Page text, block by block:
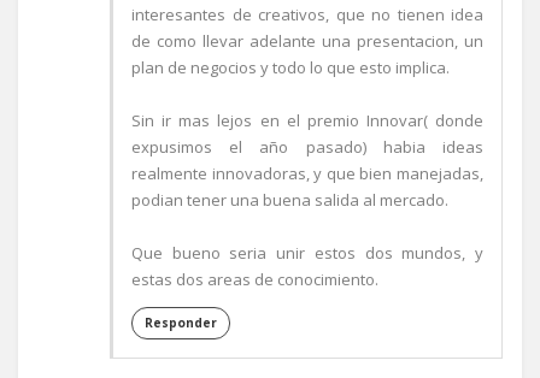
interesantes de creativos, que no tienen idea
de como llevar adelante una presentacion, un
plan de negocios y todo lo que esto implica.
Sin ir mas lejos en el premio Innovar( donde
expusimos el año pasado) habia ideas
realmente innovadoras, y que bien manejadas,
podian tener una buena salida al mercado.
Que bueno seria unir estos dos mundos, y
estas dos areas de conocimiento.
Responder